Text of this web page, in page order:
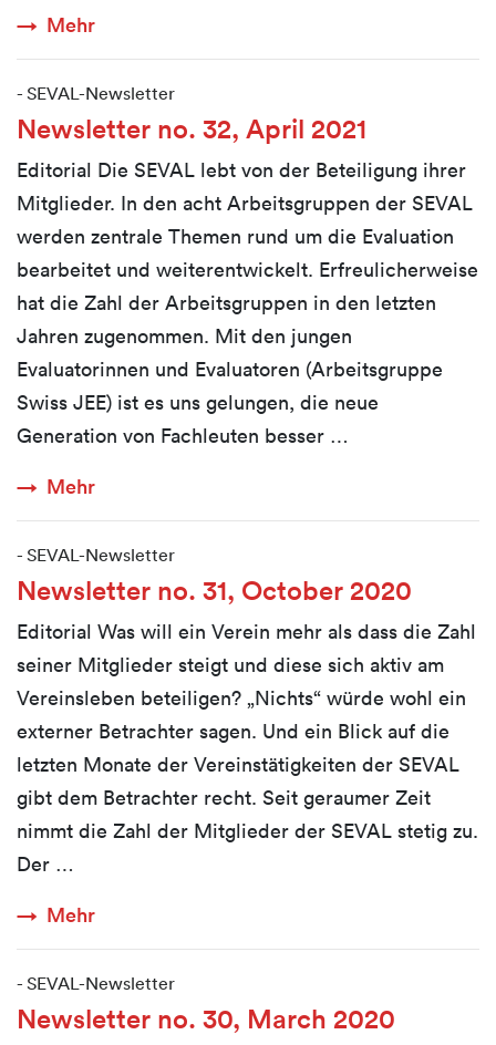
Mehr
- SEVAL-Newsletter
Newsletter no. 32, April 2021
Editorial Die SEVAL lebt von der Beteiligung ihrer
Mitglieder. In den acht Arbeitsgruppen der SEVAL
werden zentrale Themen rund um die Evaluation
bearbeitet und weiterentwickelt. Erfreulicherweise
hat die Zahl der Arbeitsgruppen in den letzten
Jahren zugenommen. Mit den jungen
Evaluatorinnen und Evaluatoren (Arbeitsgruppe
Swiss JEE) ist es uns gelungen, die neue
Generation von Fachleuten besser …
Mehr
- SEVAL-Newsletter
Newsletter no. 31, October 2020
Editorial Was will ein Verein mehr als dass die Zahl
seiner Mitglieder steigt und diese sich aktiv am
Vereinsleben beteiligen? „Nichts“ würde wohl ein
externer Betrachter sagen. Und ein Blick auf die
letzten Monate der Vereinstätigkeiten der SEVAL
gibt dem Betrachter recht. Seit geraumer Zeit
nimmt die Zahl der Mitglieder der SEVAL stetig zu.
Der …
Mehr
- SEVAL-Newsletter
Newsletter no. 30, March 2020